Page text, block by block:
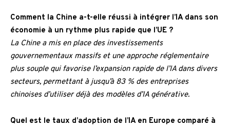
Comment la Chine a-t-elle réussi à intégrer l’IA dans son
économie à un rythme plus rapide que l’UE ?
La Chine a mis en place des investissements
gouvernementaux massifs et une approche réglementaire
plus souple qui favorise l’expansion rapide de l’IA dans divers
secteurs, permettant à jusqu’à 83 % des entreprises
chinoises d’utiliser déjà des modèles d’IA générative.
Quel est le taux d’adoption de l’IA en Europe comparé à